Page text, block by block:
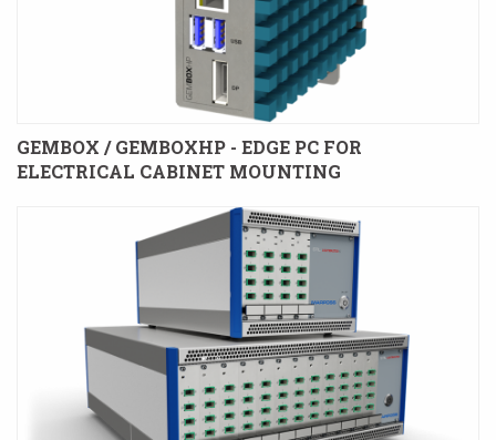
GEMBOX / GEMBOXHP - EDGE PC FOR
ELECTRICAL CABINET MOUNTING